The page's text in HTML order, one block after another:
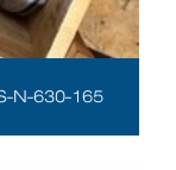
N-630-165